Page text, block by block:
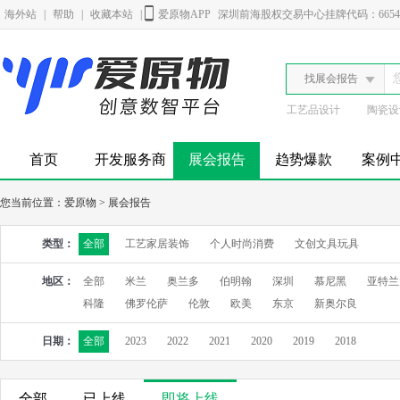
海外站 帮助 收藏本站 爱原物APP 深圳前海股权交易中心挂牌代码：
找展会报告
工艺品设计 陶瓷
首页 开发服务商 展会报告 趋势爆款 案例
您当前位置： 爱原物 > 展会报告
类型： 全部 工艺家居装饰 个人时尚消费 文创文具玩具
地区： 全部 米兰 奥兰多 伯明翰 深圳 慕尼黑
亚特
科隆
佛罗伦萨 伦敦 欧美 东京 新奥尔良
日期： 全部 2023 2022 2021 2020 2019 2018